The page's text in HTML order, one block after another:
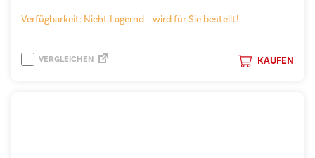
Verfügbarkeit: Nicht Lagernd – wird für Sie bestellt!
KAUFEN
VERGLEICHEN